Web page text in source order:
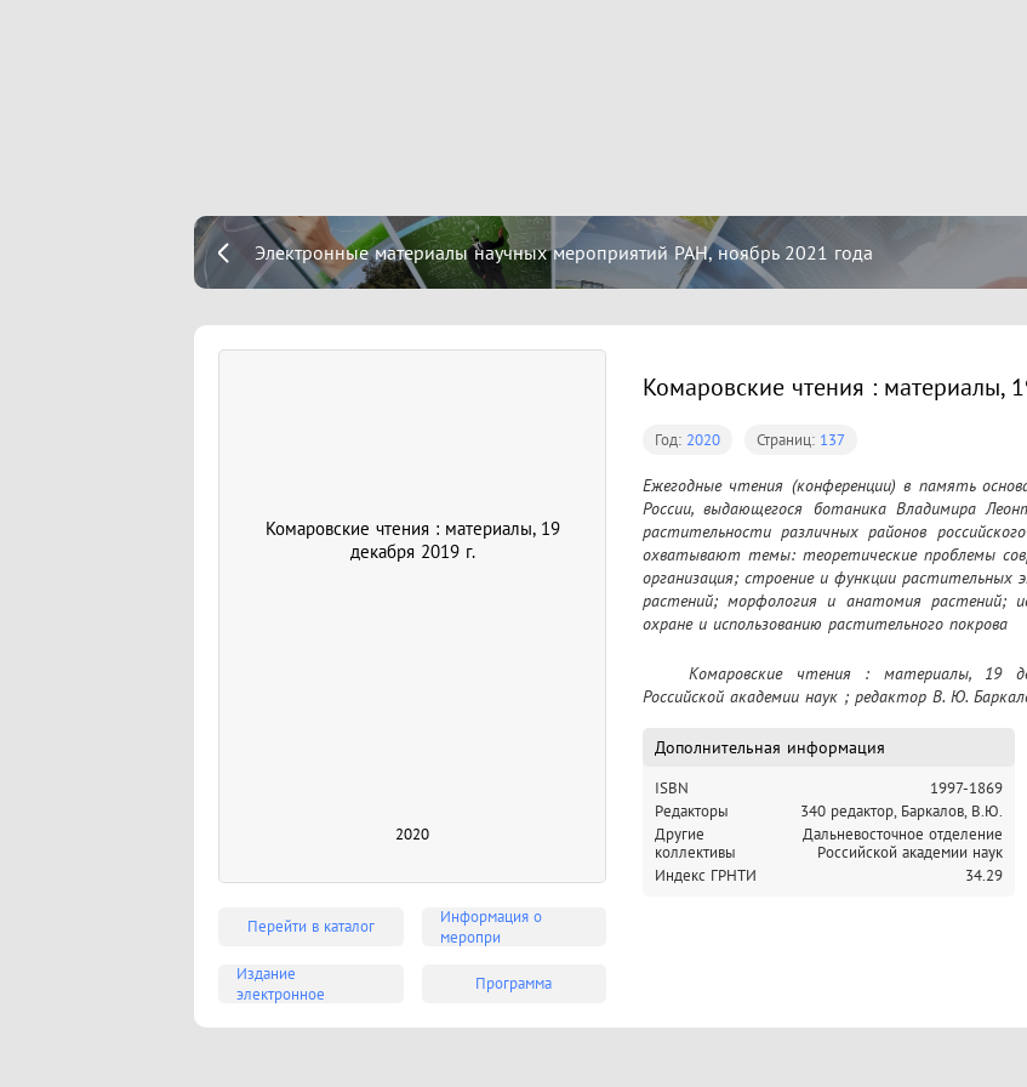
Электронные материалы научных мероприятий РАН, ноябрь 2021 года
Комаровские чтения : материалы, 19
декабря 2019 г.
2020
Перейти в каталог
Информация о
меропри
Издание
электронное
Программа
Комаровские чтения : материалы,
Год: 2020 Страниц: 137
Ежегодные чтения (конференции) в память
России, выдающегося ботаника Владимира
растительности различных районов
охватывают темы: теоретические проблемы
организация; строение и функции
растений; морфология и анатомия растений;
охране и использованию растительного покрова
	Комаровские чтения : материалы, 19 декабря 2019 г. / Дальневосточное отделение
Российской академии наук ; редактор В. Ю.
Дополнительная информация
ISBN
1997-1869
Редакторы
340 редактор, Баркалов, В.Ю.
Другие
коллективы
Дальневосточное отделение
Российской академии наук
Индекс ГРНТИ
34.29